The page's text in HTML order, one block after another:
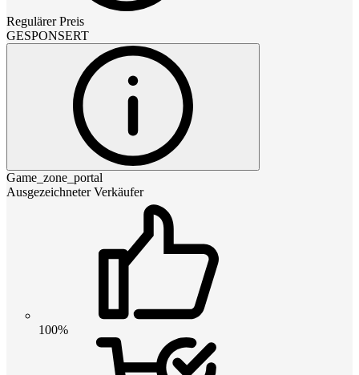
Regulärer Preis
GESPONSERT
Game_zone_portal
Ausgezeichneter Verkäufer
100%